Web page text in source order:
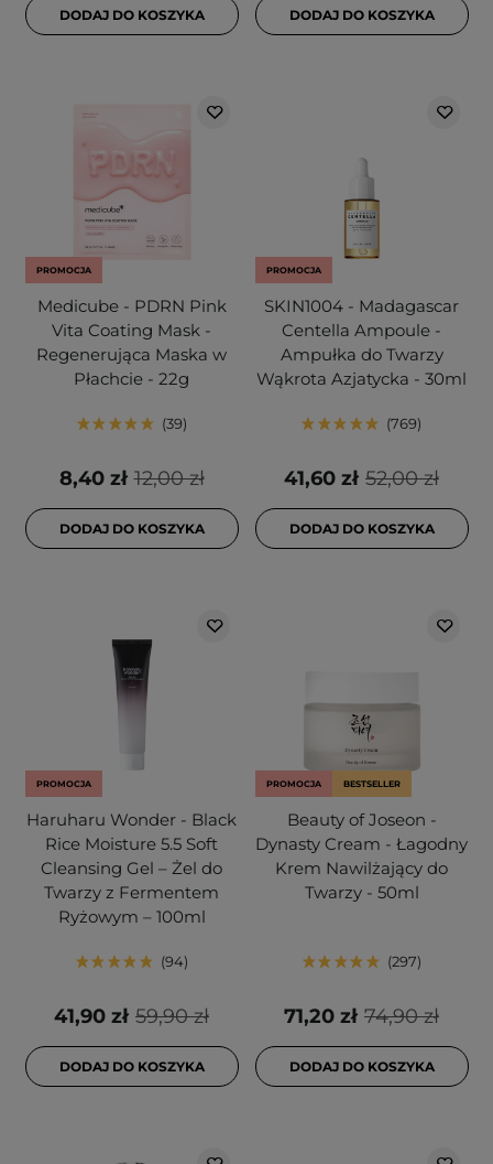
DODAJ DO KOSZYKA DODAJ DO KOSZYKA
PROMOCJA
Medicube - PDRN Pink
Vita Coating Mask -
Regenerująca Maska w
Płachcie - 22g
39
12,00 zł
8,40 zł
DODAJ DO KOSZYKA
PROMOCJA
SKIN1004 - Madagascar
Centella Ampoule -
Ampułka do Twarzy
Wąkrota Azjatycka - 30ml
769
52,00 zł
41,60 zł
DODAJ DO KOSZYKA
PROMOCJA
Haruharu Wonder - Black
Rice Moisture 5.5 Soft
Cleansing Gel – Żel do
Twarzy z Fermentem
Ryżowym – 100ml
94
59,90 zł
41,90 zł
DODAJ DO KOSZYKA
PROMOCJA BESTSELLER
Beauty of Joseon -
Dynasty Cream - Łagodny
Krem Nawilżający do
Twarzy - 50ml
297
74,90 zł
71,20 zł
DODAJ DO KOSZYKA